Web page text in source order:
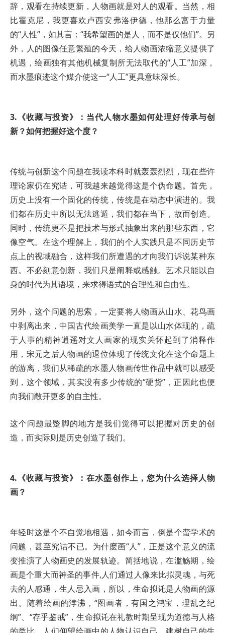
辞，观看在持续更新，人物画就是对人的观看。当然，相
比霍克尼，我更喜欢卢西安弗洛伊德，他那么富于力量
的“人性”，如其言：“我希望画的是人，而不是仅他们”。另
外，人的图像任意繁殖的今天，给人物画浓缩意义提供了
机遇，绘画独有其他机械复制所无法取代的“人工”加深，
而水墨痕迹这个媒介使这一“人工”更具意味深长。
3.《收藏与投资》：当代人物水墨如何处理好传承与创
新？如何把握好这个度？
传统与创新这个问题在我读本科时就轰轰烈烈，现在些许
理论家仍在究诘，可我越来越觉得这是个伪命题。首先，
历史上没有一个固化的传统，传统是在动态中演进的。我
们都在历史中所以无法逃遁，我们都在当下，故而创造。
同时，传统更不是把技术与形式抽象出来的那些东西，它
像空气。在这个理解上，我们的个人实践只是不同历史节
点上的视域融合，这样我们所遭遇的才向我们诉说某种东
西。不必刻意创新，我们只是阐释或感触。艺术只能以自
身的时代为其语境，来求得语式的合理性和自由性。
另外，这个问题的思索，一定要将人物画从山水、花鸟画
中剥离出来，中国古代绘画美学一直是以山水体现的，疏
于人事的精神逍遥对文人画家的现实关怀起到了消释作
用，宋元之后人物画的退位体现了传统文化在这个命题上
的游离，我们从稀疏的水墨人物画传世作品中就可以感受
到，这个领域，其实没有多少传统的“硬货”，正因此也便
向我们敞开更多的自主性。
这个问题最蹩脚的地方是我们觉得可以把握对历史的创
造，而实际则是历史创造了我们。
4.《收藏与投资》：在水墨创作上，您为什么选择人物
画？
年轻时这是个不自觉地相遇，如今而言，倒是个蛮学术的
问题，甚至究诘不已。为什麽画“人”，正是这个意义的流
变推演了人物画史的发展轨迹。简括地说，在滥觞期，绘
画是个重大而神圣的事件,人们通过人像来比拟灵魂，与死
去的人感通，生人忌入画，所以，生命拟讬是人物画的源
出。随着绘画的浡沸，“图画者，有国之鸿宝，理乱之纪
纲”、“存乎鉴戒”，生命拟讬在礼教时期呈现为道德与人格